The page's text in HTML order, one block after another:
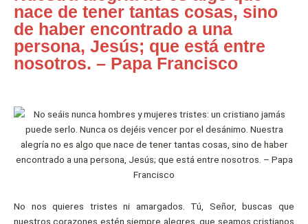
nace de tener tantas cosas, sino
de haber encontrado a una
persona, Jesús; que está entre
nosotros. – Papa Francisco
No nos quieres tristes ni amargados. Tú, Señor, buscas que
nuestros corazones estén siempre alegres, que seamos cristianos